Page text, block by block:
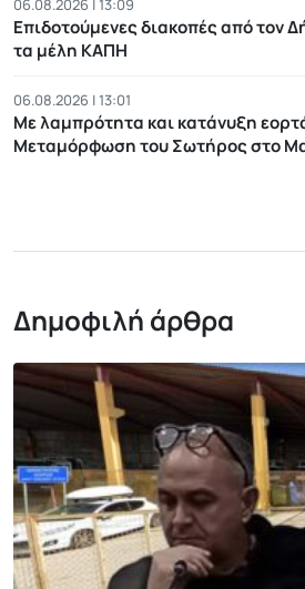
06.08.2026 | 13:09
Επιδοτούμενες διακοπές από τον
τα μέλη ΚΑΠΗ
06.08.2026 | 13:01
Με λαμπρότητα και κατάνυξη
Μεταμόρφωση του Σωτήρος στο
Δημοφιλή άρθρα